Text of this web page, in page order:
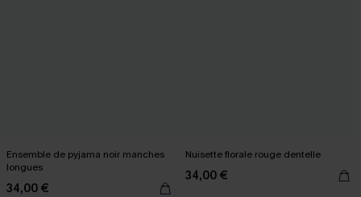
Ensemble de pyjama noir manches
longues
34,00 €
Nuisette florale rouge dentelle
34,00 €